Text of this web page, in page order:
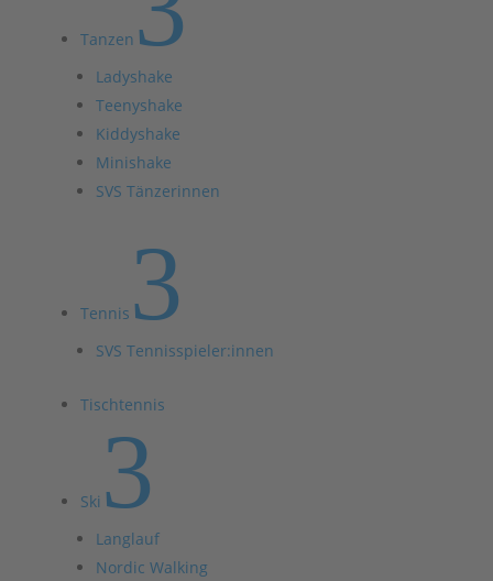
Tanzen
Ladyshake
Teenyshake
Kiddyshake
Minishake
SVS Tänzerinnen
Tennis 3
SVS Tennisspieler:innen
Tischtennis
Ski 3
Langlauf
Nordic Walking